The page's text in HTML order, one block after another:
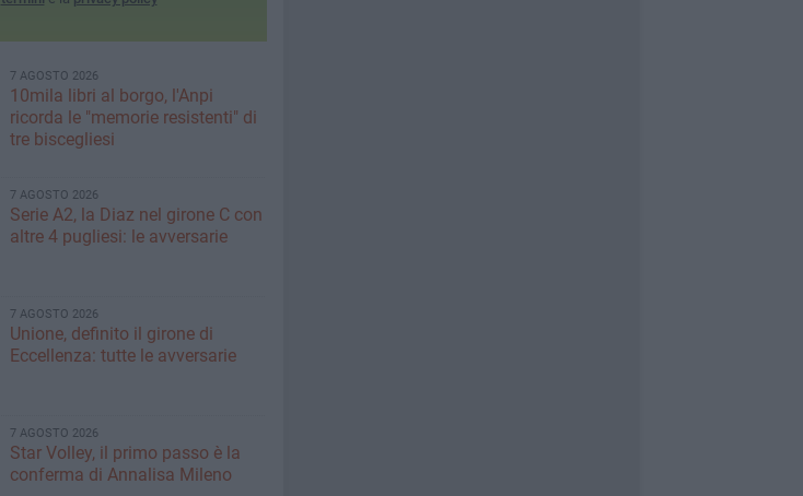
7 AGOSTO 2026
10mila libri al borgo, l'Anpi
ricorda le "memorie resistenti" di
tre biscegliesi
7 AGOSTO 2026
Serie A2, la Diaz nel girone C con
altre 4 pugliesi: le avversarie
7 AGOSTO 2026
Unione, definito il girone di
Eccellenza: tutte le avversarie
7 AGOSTO 2026
Star Volley, il primo passo è la
conferma di Annalisa Mileno